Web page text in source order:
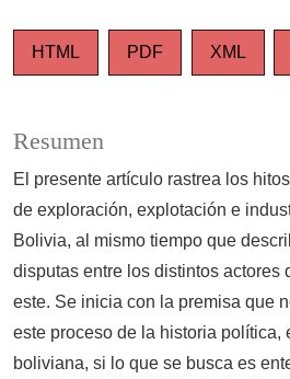
HTML PDF XML
Resumen
El presente artículo rastrea los
de exploración, explotación e
Bolivia, al mismo tiempo que
disputas entre los distintos actores
este. Se inicia con la premisa que
este proceso de la historia política,
boliviana, si lo que se busca es